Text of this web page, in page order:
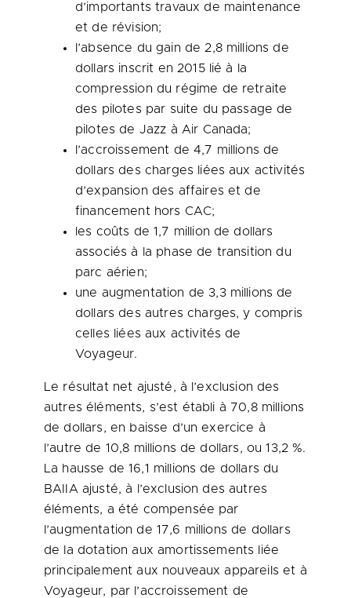
d’importants travaux de maintenance
et de révision;
l’absence du gain de 2,8 millions de
dollars inscrit en 2015 lié à la
compression du régime de retraite
des pilotes par suite du passage de
pilotes de Jazz à Air Canada;
l’accroissement de 4,7 millions de
dollars des charges liées aux activités
d’expansion des affaires et de
financement hors CAC;
les coûts de 1,7 million de dollars
associés à la phase de transition du
parc aérien;
une augmentation de 3,3 millions de
dollars des autres charges, y compris
celles liées aux activités de
Voyageur.
Le résultat net ajusté, à l’exclusion des
autres éléments, s’est établi à 70,8 millions
de dollars, en baisse d’un exercice à
l’autre de 10,8 millions de dollars, ou 13,2 %.
La hausse de 16,1 millions de dollars du
BAIIA ajusté, à l’exclusion des autres
éléments, a été compensée par
l’augmentation de 17,6 millions de dollars
de la dotation aux amortissements liée
principalement aux nouveaux appareils et à
Voyageur, par l’accroissement de